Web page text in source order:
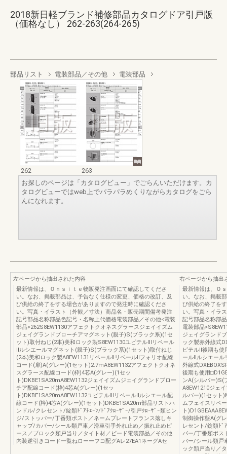
2018新日軽ブランド補修部品カタログドア引戸版
（価格なし） 262-263(264-265)
部品リスト 電装部品／その他 電装部品
262
263
お探しのページは「カタログビュー」でごらんいただけます。カ
タログビューではweb上でパラパラめくりながらカタログをごら
んになれます。
左ページから抽出された内容
最新情報は、Ｏｎｓｉｔｅ物販発注画面にて確認してくださ
い。なお、掲載部品は、予告なく仕様の変更、価格の改訂、及
び供給の終了をする場合がありますので発注時に確認くださ
い。写真・イラスト（外観／寸法）商品名・販売期間備考発注
記号部品名称部品色記号・名称上代価格電装部品／その他<電装
部品>262S8EW1130アフェクトクオネスグラースジェイイズム
ジェイグランドブローチアマグネット(親子)S(ブラック系)(1セ
ット)取付ねじ(2本)美和ロック製S8EW1130ユピテルⅢリベール
Ⅱルシエールマグネット(親子)S(ブラック系)(1セット)取付ねじ
(2本)美和ロック製A8EW1131リベールⅡリベールⅡフォリオ配線
コード(扉)A(グレー)(1セット)2.7mA8EW1132アフェクトクオネ
スグラース配線コード(枠)4芯A(グレー)(1セッ
ト)DKBE1SA20mA8EW1132ジェイイズムジェイグランドブロー
チア配線コード(枠)4芯A(グレー)(1セッ
ト)DKBE1SA20mA8EW1132ユピテルⅢリベールⅡルシエール配
線コード(枠)4芯A(グレー)(1セット)DKBE1SA20m部品リストハ
ンドル/クレセント/錠類ﾄﾞｱﾁｪｰﾝ/ﾄﾞｱｸﾛｰｻﾞｰ/引戸ｸﾛｰｻﾞｰ類ヒン
ジ/ストッパー/丁番類ポスト／ネームプレートフランス落しキ
ャップ/カバー/シール類戸車／滑車引手外れ止め／振れ止めピ
ース／ブロック類戸当り／タイト材／ビード電装部品／その他
内装逆引きコード一覧ねローーフコ配グAレ27EA1ネーグAセ
右ページから抽出
最新情報は、Ｏ
い。なお、掲載
び供給の終了を
い。写真・イラ
記号部品名称部
電装部品
ジェイグランド
ック製赤外線式
ピテルⅡ後期も
ールⅡルシエー
外線式
後期も使用
ンA(シルバー)S(
A8EW1210ジェ
ルバー)(1セット
ムフェイスリベ
ト
制御操作盤A(グ
レセント/錠類ﾄﾞ
パー/丁番類ポス
バー/シール類戸
ック類戸当り／